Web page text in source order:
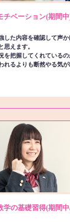
チベーション(期間
した内容を確認して声
思えます。
を把握してくれている
れるよりも断然やる気が
学の基礎習得(期間